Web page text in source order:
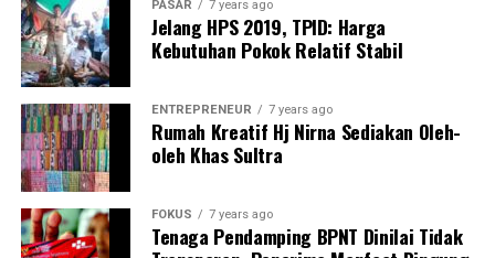
memeriksa Kepala Balai TN Rawa Aopa Watumohai,
Yarman, serta Kepala Seksi SPTN II, Aris. Keduanya
dinilai perlu diperiksa untuk mengungkap dugaan
kejahatan atau potensi keterlibatan dalam masifnya
aktivitas ilegal tersebut.
Rangkaian aktivitas perusakan hutan ini dinilai
melanggar Undang-Undang Nomor 18 Tahun 2013
tentang Pencegahan dan Pemberantasan Perusakan
PASAR 7 years ago
Jelang HPS 2019, TPID: Harga
Kebutuhan Pokok Relatif Stabil
ENTREPRENEUR 7 years ago
Rumah Kreatif Hj Nirna Sediakan Oleh-
oleh Khas Sultra
FOKUS 7 years ago
Tenaga Pendamping BPNT Dinilai Tidak